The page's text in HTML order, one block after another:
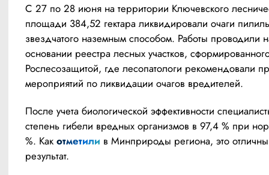
С 27 по 28 июня на территории Ключевского
площади 384,52 гектара ликвидировали очаги
звездчатого наземным способом. Работы проводили
основании реестра лесных участков,
Рослесозащитой, где лесопатологи рекомендовали
мероприятий по ликвидации очагов вредителей.
После учета биологической эффективности
степень гибели вредных организмов в 97,4 % при
%. Как отметили в Минприроды региона, это
результат.